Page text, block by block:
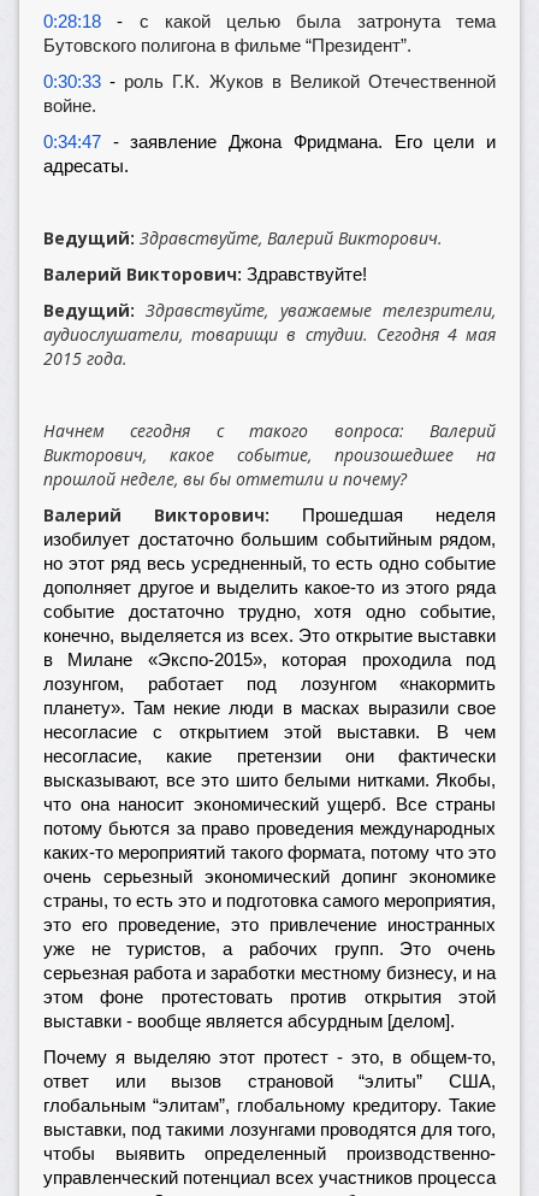
0:28:18 - с какой целью была затронута тема
Бутовского полигона в фильме “Президент”.
0:30:33 - роль Г.К. Жуков в Великой Отечественной
войне.
0:34:47 - заявление Джона Фридмана. Его цели и
адресаты.
Ведущий: Здравствуйте, Валерий Викторович.
Валерий Викторович: Здравствуйте!
Ведущий:Здравствуйте, уважаемые телезрители,
аудиослушатели, товарищи в студии. Сегодня 4 мая
2015 года.
Начнем сегодня с такого вопроса: Валерий
Викторович, какое событие, произошедшее на
прошлой неделе, вы бы отметили и почему?
Валерий Викторович: Прошедшая неделя
изобилует достаточно большим событийным рядом,
но этот ряд весь усредненный, то есть одно событие
дополняет другое и выделить какое-то из этого ряда
событие достаточно трудно, хотя одно событие,
конечно, выделяется из всех. Это открытие выставки
в Милане «Экспо-2015», которая проходила под
лозунгом, работает под лозунгом «накормить
планету». Там некие люди в масках выразили свое
несогласие с открытием этой выставки. В чем
несогласие, какие претензии они фактически
высказывают, все это шито белыми нитками. Якобы,
что она наносит экономический ущерб. Все страны
потому бьются за право проведения международных
каких-то мероприятий такого формата, потому что это
очень серьезный экономический допинг экономике
страны, то есть это и подготовка самого мероприятия,
это его проведение, это привлечение иностранных
уже не туристов, а рабочих групп. Это очень
серьезная работа и заработки местному бизнесу, и на
этом фоне протестовать против открытия этой
выставки - вообще является абсурдным [делом].
Почему я выделяю этот протест - это, в общем-то,
ответ или вызов страновой “элиты” США,
глобальным “элитам”, глобальному кредитору. Такие
выставки, под такими лозунгами проводятся для того,
чтобы выявить определенный производственно-
управленческий потенциал всех участников процесса